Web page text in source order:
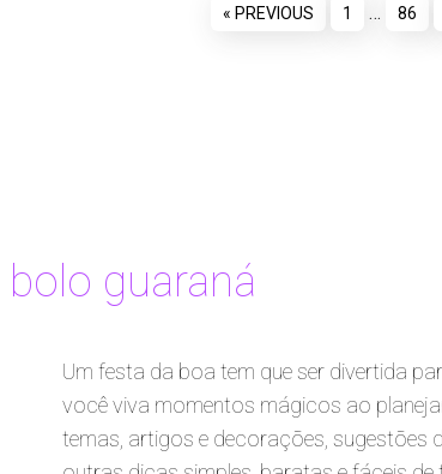
« PREVIOUS 1 … 86
guaraná
Um festa da boa tem que ser divertida
você viva momentos mágicos ao
temas, artigos e decorações, sugestões